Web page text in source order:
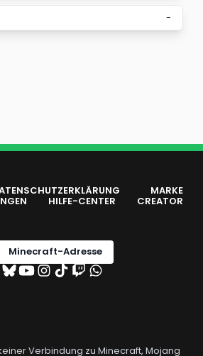
-
MARKE
HILFE-CENTER CREATOR
Minecraft-Adresse
Verbindung zu Minecraft, Mojang